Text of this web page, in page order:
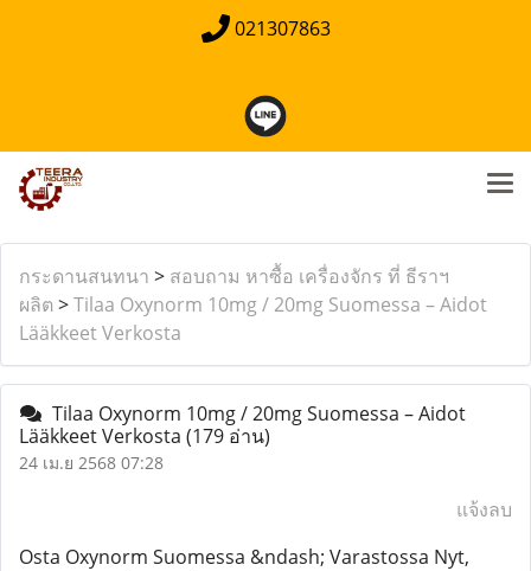
021307863
กระดานสนทนา > สอบถาม หาซื้อ เครื่องจักร ที่ ธีราฯ
ผลิต >Tilaa Oxynorm 10mg / 20mg Suomessa – Aidot
Lääkkeet Verkosta
Tilaa Oxynorm 10mg / 20mg Suomessa – Aidot
Lääkkeet Verkosta (179 อ่าน)
24 เม.ย 2568 07:28
แจ้งลบ
Osta Oxynorm Suomessa &ndash; Varastossa Nyt,